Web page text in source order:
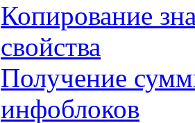
Копирование
свойства
Получение
инфоблоков